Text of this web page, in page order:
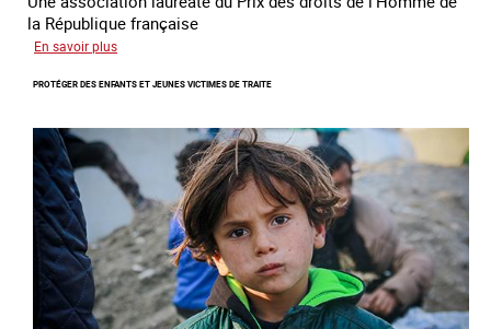
la République française
En savoir plus
contre
traite
des
enfants
PROTÉGER DES ENFANTS ET JEUNES VICTIMES DE TRAITE